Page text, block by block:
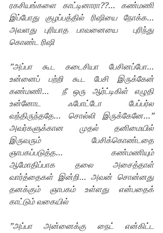
ரகசியங்களை காட்டினாரா??… கண்மணி
இப்போது குழப்பத்தில் ரிஷியை நோக்க…
அவளது புரியாத பாவனையை  புரிந்து
கொண்ட ரிஷி
”அப்பா கூட கடைசியா பேசினப்போ…
உன்னைப் பற்றி கூட பேசி இருக்கேன்
கண்மணி…  நீ ஒரு ஆர்ட்டிகிள் எழுதி
உன்னோட ஃபோட்டோ பேப்பர்ல
வந்திருந்ததே… சொல்லி இருக்கேனே…”
அவர்களுக்கான முதல் தனிமையில்
இருவரும் பேசிக்கொண்டதை
ஞாபகப்படுத்த… கண்மணியும்
ஆமோதிப்பாக தலை அசைத்தாள்
வார்த்தைகள் இன்றி… அவன் சொன்னது
தனக்கும் ஞாபகம் உள்ளது என்பதைக்
காட்டும் வகையில்
”அப்பா அன்னைக்கு நைட் என்கிட்ட